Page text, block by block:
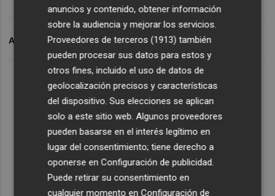
ARCHIVADO EN VALENCIA BASKET
anuncios y contenido, obtener información
sobre la audiencia y mejorar los servicios.
Proveedores de terceros (1913) también
pueden procesar sus datos para estos y
otros fines, incluido el uso de datos de
geolocalización precisos y características
del dispositivo. Sus elecciones se aplican
solo a este sitio web. Algunos proveedores
pueden basarse en el interés legítimo en
lugar del consentimiento; tiene derecho a
oponerse enConfiguración de publicidad.
Puede retirar su consentimiento en
cualquier momento enConfiguración de